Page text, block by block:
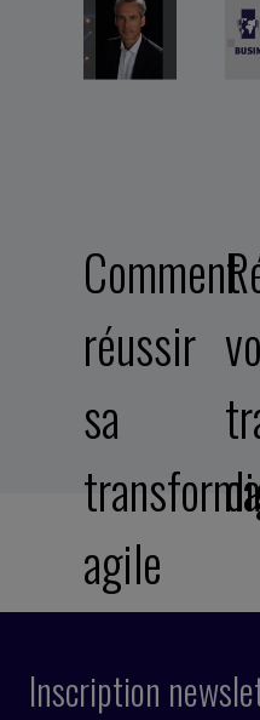
Comment
réussir
sa
agile
Inscription